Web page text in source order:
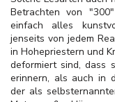
Betrachten von
einfach alles
jenseits von jedem
in Hohepriestern und
deformiert sind, dass
erinnern, als auch in
der als